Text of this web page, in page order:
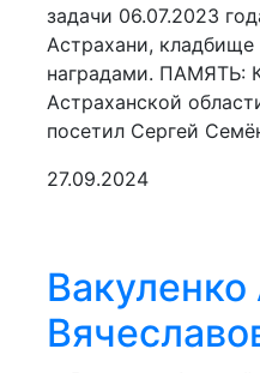
задачи 06.07.2023
Астрахани,
наградами. ПАМЯТЬ:
Астраханской
посетил Сергей
27.09.2024